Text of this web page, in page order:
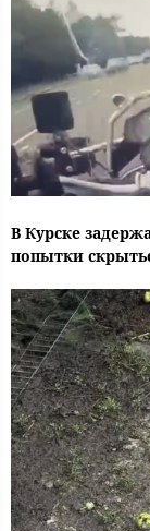
В Курске
попытки